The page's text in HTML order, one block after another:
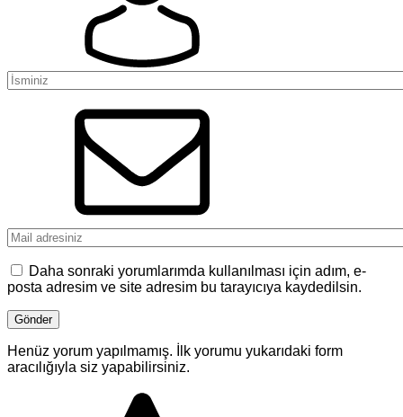
Daha sonraki yorumlarımda kullanılması için adım, e-
posta adresim ve site adresim bu tarayıcıya kaydedilsin.
Henüz yorum yapılmamış. İlk yorumu yukarıdaki form
aracılığıyla siz yapabilirsiniz.